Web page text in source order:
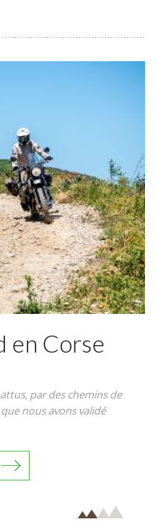
en Corse
par des chemins de
nous avons validé